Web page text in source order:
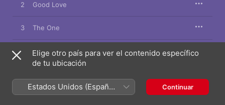
2 Good Love
3 The One
4 The Things Interlude
6 Wife You Up
Elige otro país para ver el contenido específico
de tu ubicación
Estados Unidos (Español
México)
Continuar